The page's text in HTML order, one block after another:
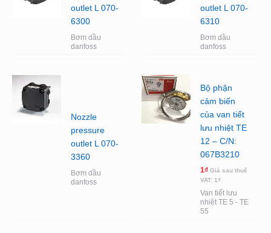
outlet L 070-
6300
Bơm dầu
danfoss
outlet L 070-
6310
Bơm dầu
danfoss
Nozzle
pressure
outlet L 070-
3360
Bơm dầu
danfoss
Bộ phận
cảm biến
của van tiết
lưu nhiệt TE
12 – C/N:
067B3210
1₫ Giá sau thuế
VAT: 1₫
Van tiết lưu
nhiệt TE 5 - TE
55